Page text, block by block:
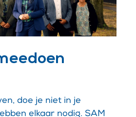
doe je niet in je
elkaar nodig. SAM